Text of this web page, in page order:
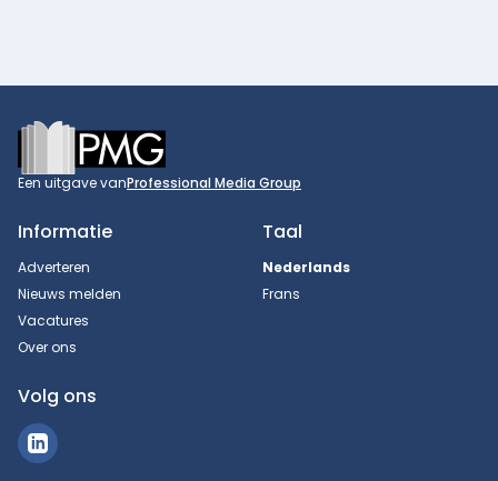
Footer
Een uitgave vanProfessional Media Group
Informatie
Adverteren
Nieuws melden
Vacatures
Over ons
Taal
Nederlands
Frans
Volg ons